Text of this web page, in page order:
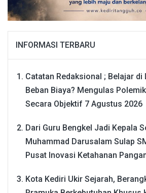
INFORMASI TERBARU
Catatan Redaksional ; Belajar di
Beban Biaya? Mengulas
Secara Objektif 7 Agustus 2026
Dari Guru Bengkel Jadi Kepala
Muhammad Darusalam Sulap
Pusat Inovasi Ketahanan
Kota Kediri Ukir Sejarah,